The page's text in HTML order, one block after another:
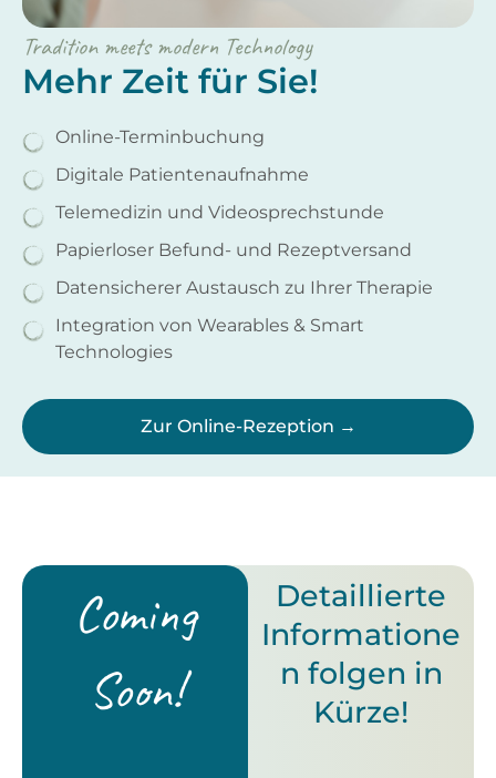
Tradition meets modern Technology
Mehr Zeit für Sie!
Online-Terminbuchung
Digitale Patientenaufnahme
Telemedizin und Videosprechstunde
Papierloser Befund- und Rezeptversand
Datensicherer Austausch zu Ihrer Therapie
Integration von Wearables & Smart
Technologies
Zur Online-Rezeption →
Coming
Soon!
Detaillierte
Informatione
n folgen in
Kürze!